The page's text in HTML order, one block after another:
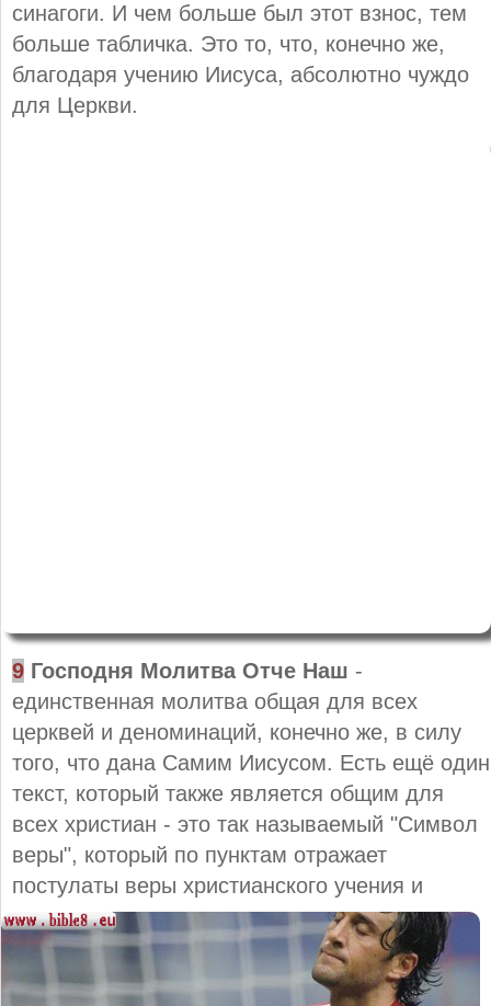
синагоги. И чем больше был этот взнос, тем
больше табличка. Это то, что, конечно же,
благодаря учению Иисуса, абсолютно чуждо
для Церкви.
9 Господня Молитва Отче Наш -
единственная молитва общая для всех
церквей и деноминаций, конечно же, в силу
того, что дана Самим Иисусом. Есть ещё один
текст, который также является общим для
всех христиан - это так называемый "Символ
веры", который по пунктам отражает
постулаты веры христианского учения и